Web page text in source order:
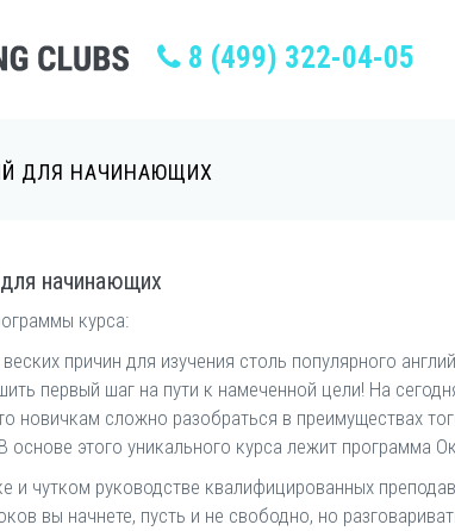
8 (499) 322-04-05
ДЛЯ НАЧИНАЮЩИХ
начинающих
курса:
причин для изучения столь популярного
первый шаг на пути к намеченной цели! На
новичкам сложно разобраться в преимуществах
основе этого уникального курса лежит программа
и чутком руководстве квалифицированных
вы начнете, пусть и не свободно, но